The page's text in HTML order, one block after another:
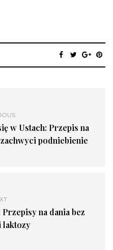
w Ustach: Przepis na
podniebienie
na dania bez
laktozy